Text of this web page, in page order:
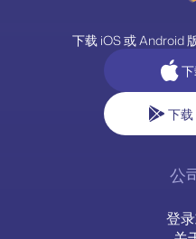
下载 iOS 或 Android
下
公
登